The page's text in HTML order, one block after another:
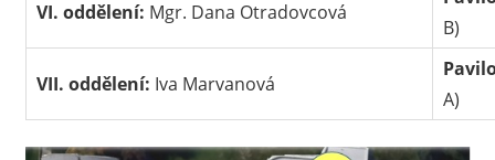
VI. oddělení: Mgr. Dana Otradovcová
B)
VII. oddělení: Iva Marvanová
A)